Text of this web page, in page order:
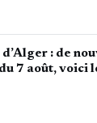
: de
7 août, voici